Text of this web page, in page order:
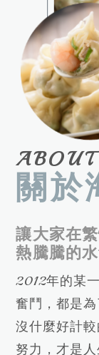
關於
讓大家在
熱騰騰的
2012年的某
奮鬥，都是
沒什麼好計
努力，才是